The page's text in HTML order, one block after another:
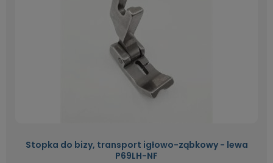
Stopka do bizy, transport igłowo-ząbkowy - lewa
P69LH-NF